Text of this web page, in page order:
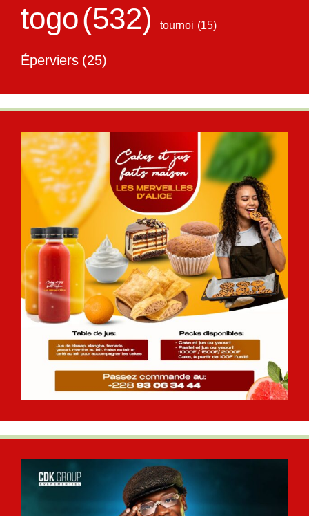
togo(532) tournoi (15)
Éperviers (25)